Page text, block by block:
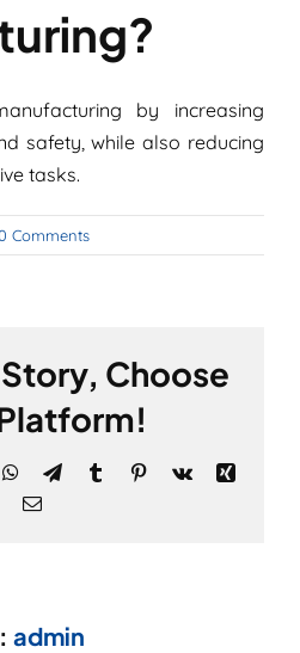
by increasing
safety, while also reducing
tasks.
Comments
Story, Choose
WhatsApp
TelegramTumblrPinterest
Vk
Xing
E-
admin